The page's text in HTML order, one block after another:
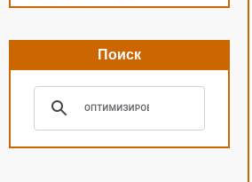
Поиск